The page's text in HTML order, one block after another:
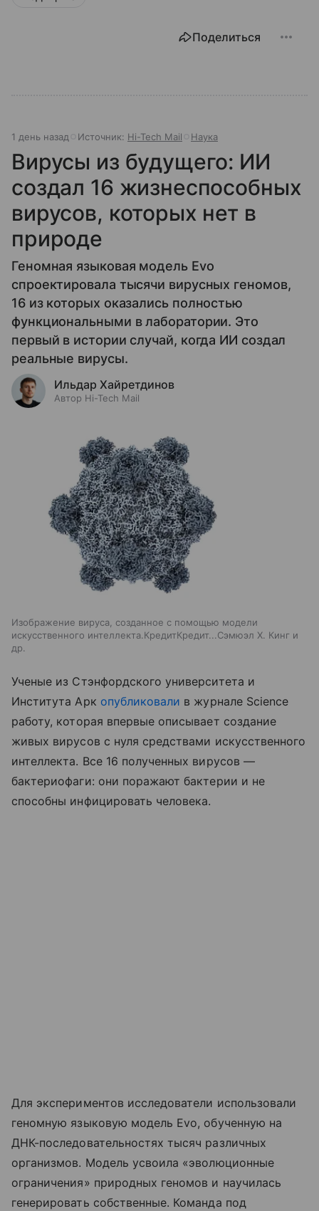
Поделиться
1 день назад Источник: Hi-Tech Mail Наука
Вирусы из будущего: ИИ
создал 16 жизнеспособных
вирусов, которых нет в
природе
Геномная языковая модель Evo
спроектировала тысячи вирусных геномов,
16 из которых оказались полностью
функциональными в лаборатории. Это
первый в истории случай, когда ИИ создал
реальные вирусы.
Ильдар Хайретдинов
Автор Hi-Tech Mail
Изображение вируса, созданное с помощью модели
искусственного интеллекта.КредитКредит...Сэмюэл Х. Кинг и
др.
Ученые из Стэнфордского университета и
Института Арк опубликовали в журнале Science
работу, которая впервые описывает создание
живых вирусов с нуля средствами искусственного
интеллекта. Все 16 полученных вирусов —
бактериофаги: они поражают бактерии и не
способны инфицировать человека.
Для экспериментов исследователи использовали
геномную языковую модель Evo, обученную на
ДНК-последовательностях тысяч различных
организмов. Модель усвоила «эволюционные
ограничения» природных геномов и научилась
генерировать собственные. Команда под